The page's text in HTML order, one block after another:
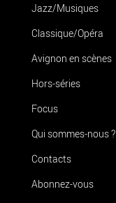
Jazz/Musiques
Classique/Opéra
Avignon en scènes
Hors-séries
Focus
Qui sommes-nous ?
Contacts
Abonnez-vous